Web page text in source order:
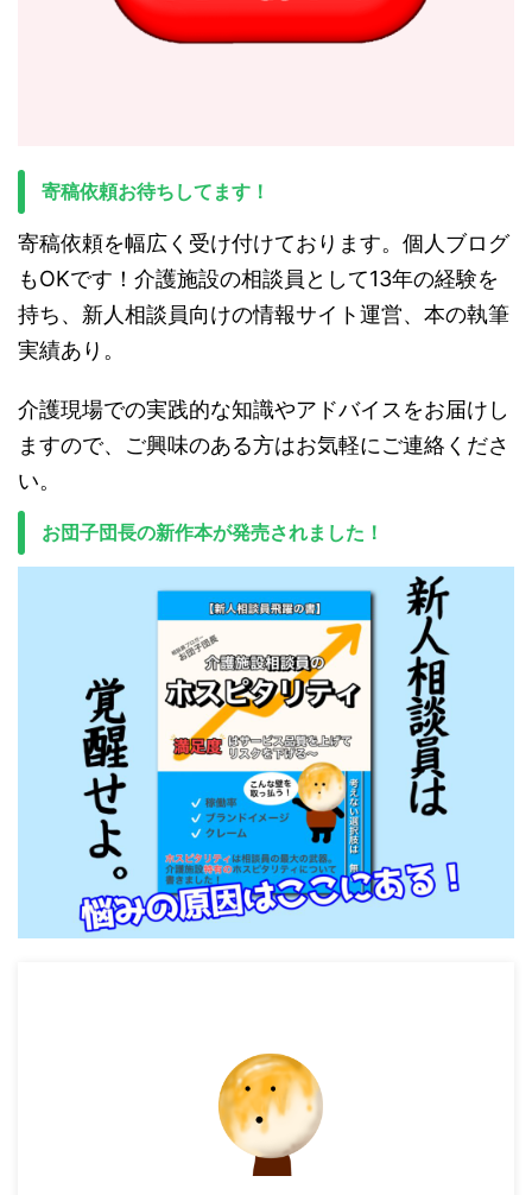
寄稿依頼お待ちしてます！
寄稿依頼を幅広く受け付けております。個人ブログ
もOKです！介護施設の相談員として13年の経験を
持ち、新人相談員向けの情報サイト運営、本の執筆
実績あり。
介護現場での実践的な知識やアドバイスをお届けし
ますので、ご興味のある方はお気軽にご連絡くださ
い。
お団子団長の新作本が発売されました！